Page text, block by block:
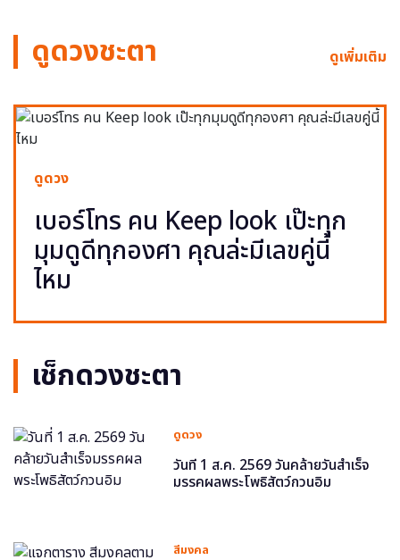
ดูดวงชะตา ดูเพิ่มเติม
ดูดวง
เบอร์โทร คน Keep look เป๊ะทุก
มุมดูดีทุกองศา คุณล่ะมีเลขคู่นี้
ไหม
เช็กดวงชะตา
ดูดวง
วันที่ 1 ส.ค. 2569 วันคล้ายวันสำเร็จ
มรรคผลพระโพธิสัตว์กวนอิม
สีมงคล